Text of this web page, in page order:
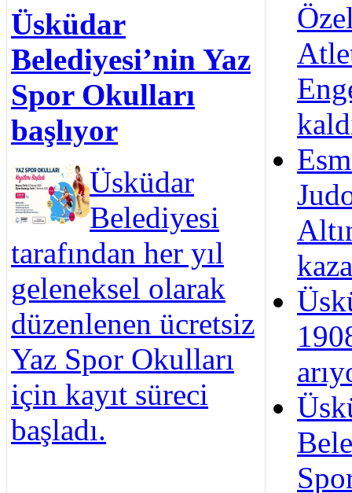
Üsküdar
Belediyesi’nin Yaz
Spor Okulları
başlıyor
Üsküdar
Belediyesi
tarafından her yıl
geleneksel olarak
düzenlenen ücretsiz
Yaz Spor Okulları
için kayıt süreci
başladı.